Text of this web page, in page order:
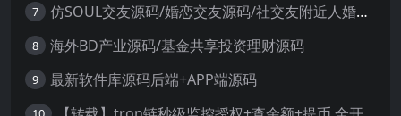
7 仿SOUL交友源码/婚恋交友源码/社交友附近人婚恋约仿陌陌APP源码系统
8 海外BD产业源码/基金共享投资理财源码
9 最新软件库源码后端+APP端源码